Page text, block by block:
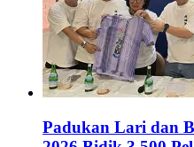
Padukan Lari dan